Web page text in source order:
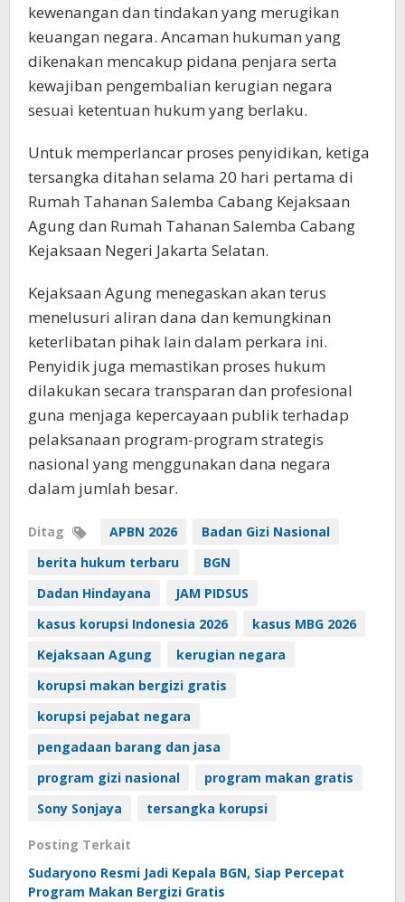
kewenangan dan tindakan yang merugikan
keuangan negara. Ancaman hukuman yang
dikenakan mencakup pidana penjara serta
kewajiban pengembalian kerugian negara
sesuai ketentuan hukum yang berlaku.
Untuk memperlancar proses penyidikan, ketiga
tersangka ditahan selama 20 hari pertama di
Rumah Tahanan Salemba Cabang Kejaksaan
Agung dan Rumah Tahanan Salemba Cabang
Kejaksaan Negeri Jakarta Selatan.
Kejaksaan Agung menegaskan akan terus
menelusuri aliran dana dan kemungkinan
keterlibatan pihak lain dalam perkara ini.
Penyidik juga memastikan proses hukum
dilakukan secara transparan dan profesional
guna menjaga kepercayaan publik terhadap
pelaksanaan program-program strategis
nasional yang menggunakan dana negara
dalam jumlah besar.
Ditag APBN 2026
Badan Gizi Nasional
berita hukum terbaru
BGN
Dadan Hindayana
JAM PIDSUS
kasus korupsi Indonesia 2026
kasus MBG 2026
Kejaksaan Agung
kerugian negara
korupsi makan bergizi gratis
korupsi pejabat negara
pengadaan barang dan jasa
program gizi nasional
program makan gratis
Sony Sonjaya
tersangka korupsi
Posting Terkait
Sudaryono Resmi Jadi Kepala BGN, Siap Percepat
Program Makan Bergizi Gratis